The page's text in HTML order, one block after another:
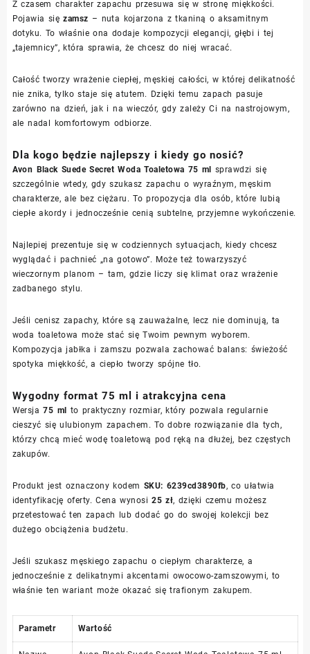
Z czasem charakter zapachu przesuwa się w stronę miękkości.
Pojawia sięzamsz – nuta kojarzona z tkaniną o aksamitnym
dotyku. To właśnie ona dodaje kompozycji elegancji, głębi i tej
„tajemnicy”, która sprawia, że chcesz do niej wracać.
Całość tworzy wrażenie ciepłej, męskiej całości, w której delikatność
nie znika, tylko staje się atutem. Dzięki temu zapach pasuje
zarówno na dzień, jak i na wieczór, gdy zależy Ci na nastrojowym,
ale nadal komfortowym odbiorze.
Dla kogo będzie najlepszy i kiedy go nosić?
Avon Black Suede Secret Woda Toaletowa 75 ml sprawdzi się
szczególnie wtedy, gdy szukasz zapachu o wyraźnym, męskim
charakterze, ale bez ciężaru. To propozycja dla osób, które lubią
ciepłe akordy i jednocześnie cenią subtelne, przyjemne wykończenie.
Najlepiej prezentuje się w codziennych sytuacjach, kiedy chcesz
wyglądać i pachnieć „na gotowo”. Może też towarzyszyć
wieczornym planom – tam, gdzie liczy się klimat oraz wrażenie
zadbanego stylu.
Jeśli cenisz zapachy, które są zauważalne, lecz nie dominują, ta
woda toaletowa może stać się Twoim pewnym wyborem.
Kompozycja jabłka i zamszu pozwala zachować balans: świeżość
spotyka miękkość, a ciepło tworzy spójne tło.
Wygodny format 75 ml i atrakcyjna cena
Wersja75 ml to praktyczny rozmiar, który pozwala regularnie
cieszyć się ulubionym zapachem. To dobre rozwiązanie dla tych,
którzy chcą mieć wodę toaletową pod ręką na dłużej, bez częstych
zakupów.
Produkt jest oznaczony kodem SKU: 6239cd3890fb, co ułatwia
identyfikację oferty. Cena wynosi25 zł, dzięki czemu możesz
przetestować ten zapach lub dodać go do swojej kolekcji bez
dużego obciążenia budżetu.
Jeśli szukasz męskiego zapachu o ciepłym charakterze, a
jednocześnie z delikatnymi akcentami owocowo-zamszowymi, to
właśnie ten wariant może okazać się trafionym zakupem.
Parametr Wartość